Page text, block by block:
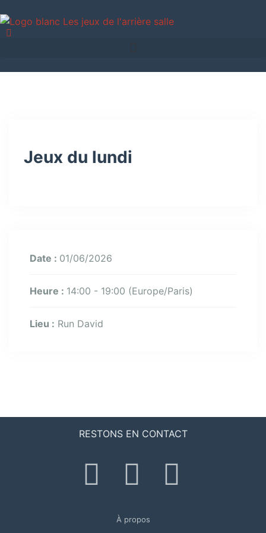
Jeux du lundi
Date : 01/06/2026
Heure : 14:00 - 19:00 (Europe/Paris)
Lieu : Run David
RESTONS EN CONTACT
À propos